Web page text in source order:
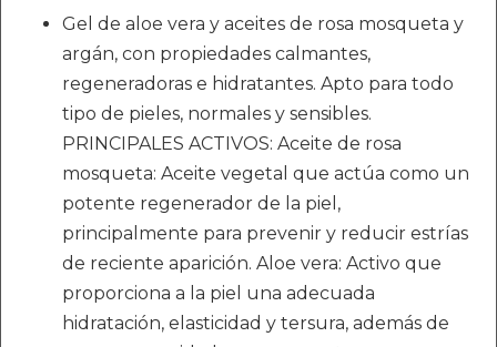
Gel de aloe vera y aceites de rosa mosqueta y
argán, con propiedades calmantes,
regeneradoras e hidratantes. Apto para todo
tipo de pieles, normales y sensibles.
PRINCIPALES ACTIVOS: Aceite de rosa
mosqueta: Aceite vegetal que actúa como un
potente regenerador de la piel,
principalmente para prevenir y reducir estrías
de reciente aparición. Aloe vera: Activo que
proporciona a la piel una adecuada
hidratación, elasticidad y tersura, además de